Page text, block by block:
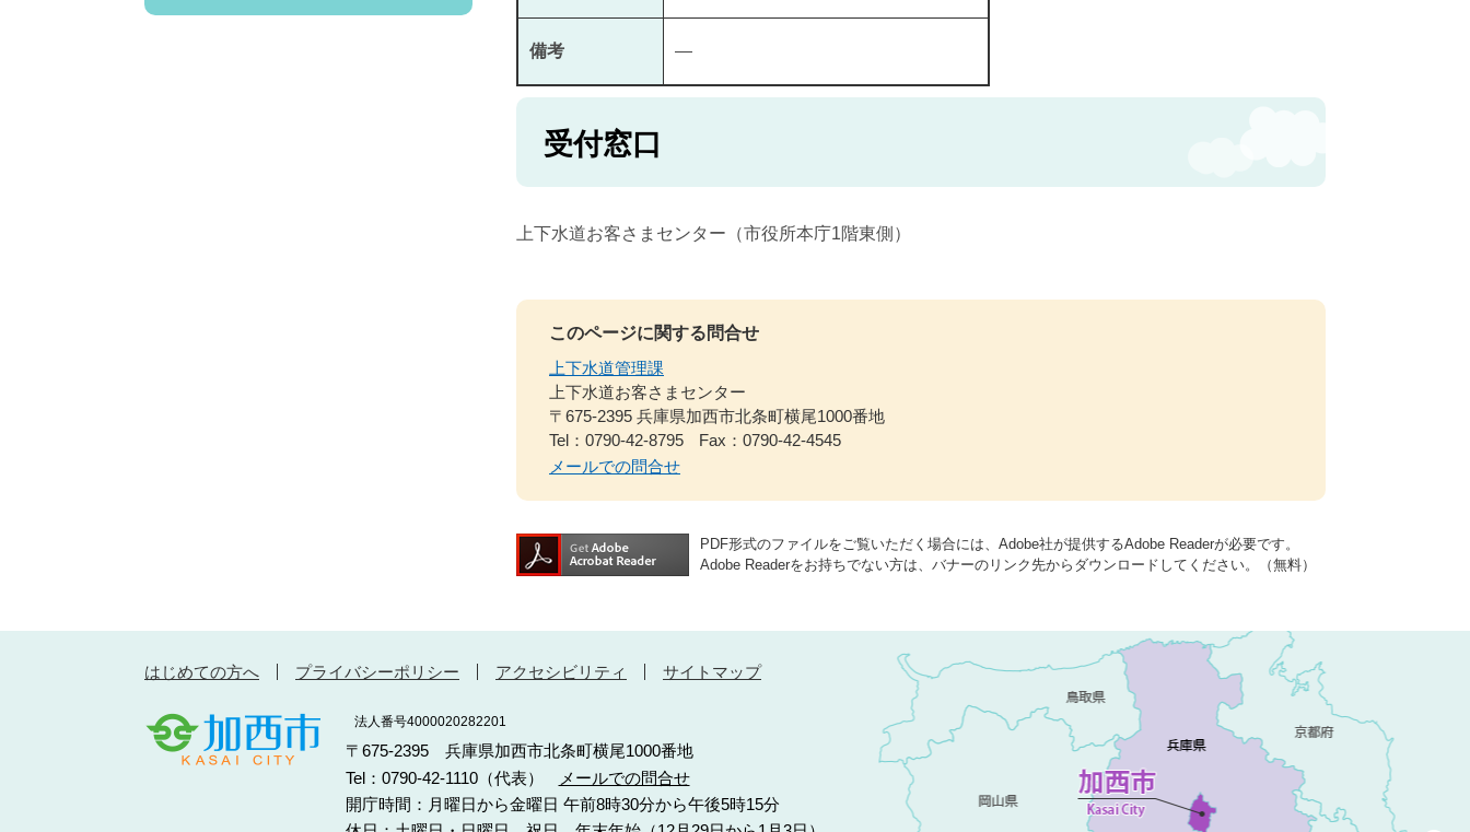
備考 ―
受付窓口
上下水道お客さまセンター（市役所本庁1階東側）
このページに関する問合せ
上下水道管理課
上下水道お客さまセンター
〒675-2395 兵庫県加西市北条町横尾1000番地
Tel：0790-42-8795
Fax：0790-42-4545
メールでの問合せ
PDF形式のファイルをご覧いただく場合には、Adobe社が提供するAdobe Readerが必要です。
Adobe Readerをお持ちでない方は、バナーのリンク先からダウンロードしてください。（無料）
はじめての方へ プライバシーポリシー アクセシビリティ サイトマップ
法人番号4000020282201
〒675-2395 兵庫県加西市北条町横尾1000番地
Tel：0790-42-1110（代表）
メールでの問合せ
開庁時間：月曜日から金曜日 午前8時30分から午後5時15分